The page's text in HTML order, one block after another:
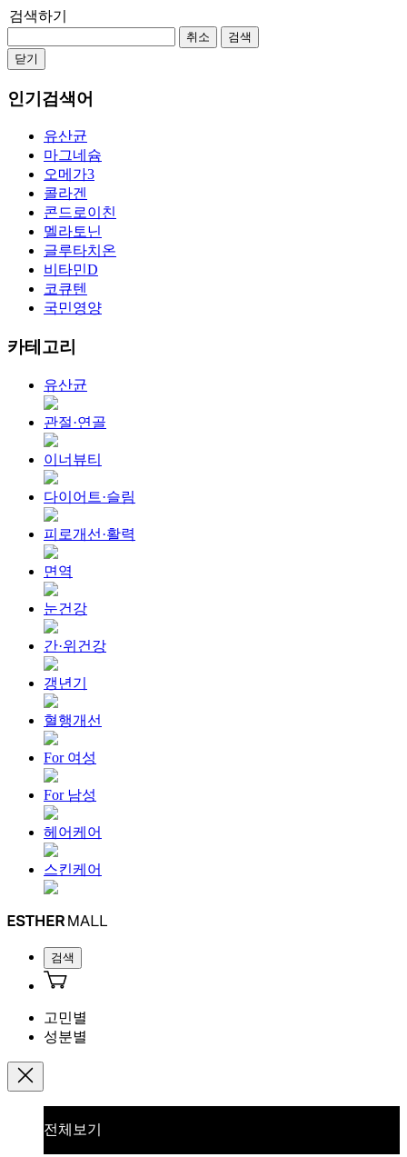
검색하기
취소
검색
닫기
인기검색어
유산균
마그네슘
오메가3
콜라겐
콘드로이친
멜라토닌
글루타치온
비타민D
코큐텐
국민영양
카테고리
유산균
관절·연골
이너뷰티
다이어트·슬림
피로개선·활력
면역
눈건강
간·위건강
갱년기
혈행개선
For 여성
For 남성
헤어케어
스킨케어
검색
고민별
성분별
전체보기